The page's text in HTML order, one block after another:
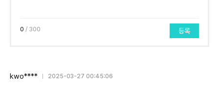
0 / 300 등록
kwo**** 2025-03-27 00:45:06